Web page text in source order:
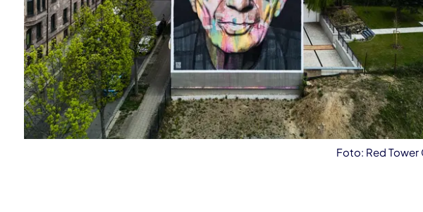
Foto: Red Tower